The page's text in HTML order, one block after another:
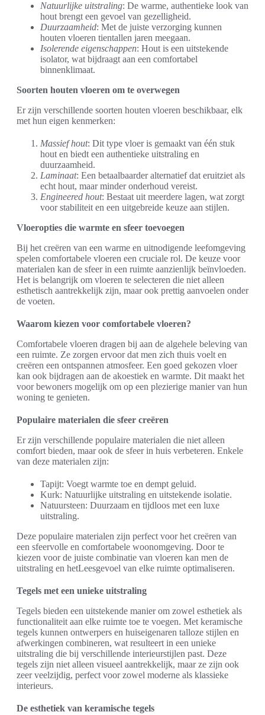
Natuurlijke uitstraling: De warme, authentieke look van
hout brengt een gevoel van gezelligheid.
Duurzaamheid: Met de juiste verzorging kunnen
houten vloeren tientallen jaren meegaan.
Isolerende eigenschappen: Hout is een uitstekende
isolator, wat bijdraagt aan een comfortabel
binnenklimaat.
Soorten houten vloeren om te overwegen
Er zijn verschillende soorten houten vloeren beschikbaar, elk
met hun eigen kenmerken:
Massief hout: Dit type vloer is gemaakt van één stuk
hout en biedt een authentieke uitstraling en
duurzaamheid.
Laminaat: Een betaalbaarder alternatief dat eruitziet als
echt hout, maar minder onderhoud vereist.
Engineered hout: Bestaat uit meerdere lagen, wat zorgt
voor stabiliteit en een uitgebreide keuze aan stijlen.
Vloeropties die warmte en sfeer toevoegen
Bij het creëren van een warme en uitnodigende leefomgeving
spelen comfortabele vloeren een cruciale rol. De keuze voor
materialen kan de sfeer in een ruimte aanzienlijk beïnvloeden.
Het is belangrijk om vloeren te selecteren die niet alleen
esthetisch aantrekkelijk zijn, maar ook prettig aanvoelen onder
de voeten.
Waarom kiezen voor comfortabele vloeren?
Comfortabele vloeren dragen bij aan de algehele beleving van
een ruimte. Ze zorgen ervoor dat men zich thuis voelt en
creëren een ontspannen atmosfeer. Een goed gekozen vloer
kan ook bijdragen aan de akoestiek en warmte. Dit maakt het
voor bewoners mogelijk om op een plezierige manier van hun
woning te genieten.
Populaire materialen die sfeer creëren
Er zijn verschillende populaire materialen die niet alleen
comfort bieden, maar ook de sfeer in huis verbeteren. Enkele
van deze materialen zijn:
Tapijt: Voegt warmte toe en dempt geluid.
Kurk: Natuurlijke uitstraling en uitstekende isolatie.
Natuursteen: Duurzaam en tijdloos met een luxe
uitstraling.
Deze populaire materialen zijn perfect voor het creëren van
een sfeervolle en comfortabele woonomgeving. Door te
kiezen voor de juiste combinatie van vloeren kan men de
uitstraling en hetLeesgevoel van elke ruimte optimaliseren.
Tegels met een unieke uitstraling
Tegels bieden een uitstekende manier om zowel esthetiek als
functionaliteit aan elke ruimte toe te voegen. Met keramische
tegels kunnen ontwerpers en huiseigenaren talloze stijlen en
afwerkingen combineren, wat resulteert in een unieke
uitstraling die bij verschillende interieurstijlen past. Deze
tegels zijn niet alleen visueel aantrekkelijk, maar ze zijn ook
zeer veelzijdig, perfect voor zowel moderne als klassieke
interieurs.
De esthetiek van keramische tegels